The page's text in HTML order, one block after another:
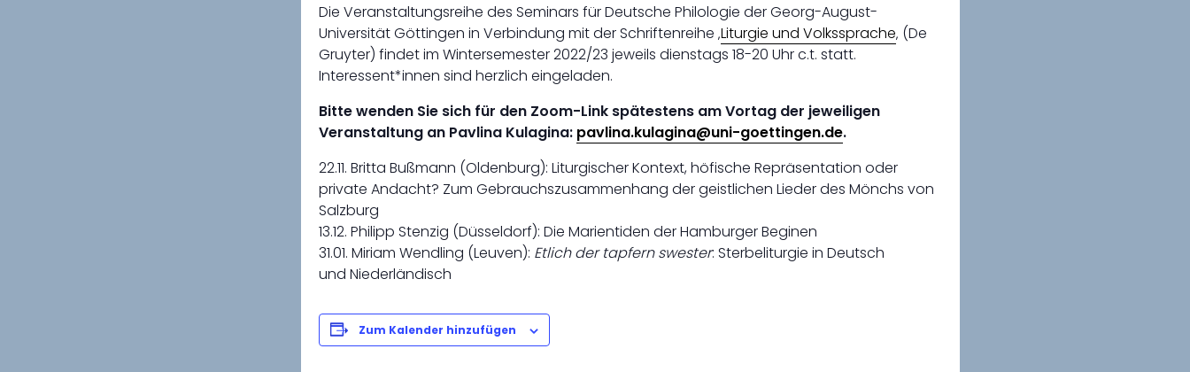
Die Veranstaltungsreihe des Seminars für Deutsche Philologie der Georg-August-
Universität Göttingen in Verbindung mit der Schriftenreihe ‚Liturgie und Volkssprache‚ (De
Gruyter) findet im Wintersemester 2022/23 jeweils dienstags 18-20 Uhr c.t. statt.
Interessent*innen sind herzlich eingeladen.
Bitte wenden Sie sich für den Zoom-Link spätestens am Vortag der jeweiligen
Veranstaltung an Pavlina Kulagina: pavlina.kulagina@uni-goettingen.de.
22.11. Britta Bußmann (Oldenburg): Liturgischer Kontext, höfische Repräsentation oder
private Andacht? Zum Gebrauchszusammenhang der geistlichen Lieder des Mönchs von
Salzburg
13.12. Philipp Stenzig (Düsseldorf): Die Marientiden der Hamburger Beginen
31.01. Miriam Wendling (Leuven): Etlich der tapfern swester: Sterbeliturgie in Deutsch
und Niederländisch
Zum Kalender hinzufügen